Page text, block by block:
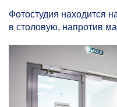
Фотостудия находится
в столовую, напротив